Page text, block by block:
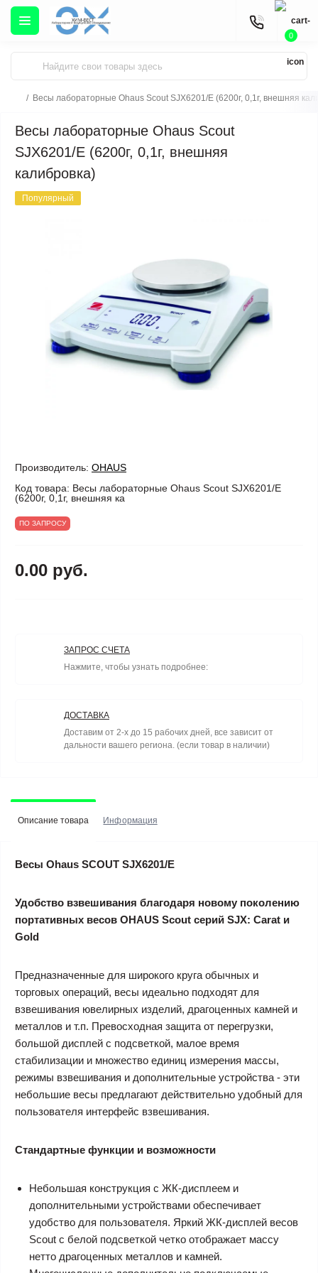
0
Весы лабораторные Ohaus Scout SJX6201/E (6200г, 0,1г, внешняя
Весы лабораторные Ohaus Scout
SJX6201/E (6200г, 0,1г, внешняя
калибровка)
Популярный
Производитель: OHAUS
Код товара: Весы лабораторные Ohaus Scout SJX6201/E
(6200г, 0,1г, внешняя ка
ПО ЗАПРОСУ
0.00 руб.
ЗАПРОС СЧЕТА
Нажмите, чтобы узнать подробнее:
ДОСТАВКА
Доставим от 2-х до 15 рабочих дней, все зависит от
дальности вашего региона. (если товар в наличии)
Описание товара Информация
Весы Ohaus SCOUT SJX6201/E
Удобство взвешивания благодаря новому поколению
портативных весов OHAUS Scout серий SJX: Carat и
Gold
Предназначенные для широкого круга обычных и
торговых операций, весы идеально подходят для
взвешивания ювелирных изделий, драгоценных камней и
металлов и т.п. Превосходная защита от перегрузки,
большой дисплей с подсветкой, малое время
стабилизации и множество единиц измерения массы,
режимы взвешивания и дополнительные устройства - эти
небольшие весы предлагают действительно удобный для
пользователя интерфейс взвешивания.
Стандартные функции и возможности
Небольшая конструкция с ЖК-дисплеем и
дополнительными устройствами обеспечивает
удобство для пользователя. Яркий ЖК-дисплей весов
Scout с белой подсветкой четко отображает массу
нетто драгоценных металлов и камней.